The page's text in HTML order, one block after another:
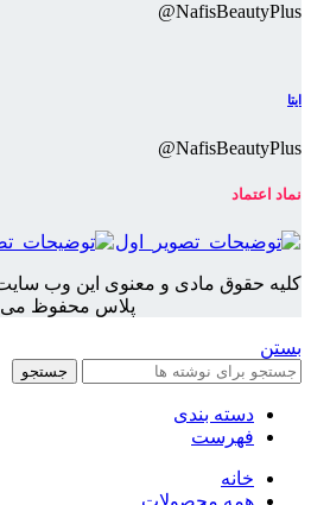
NafisBeautyPlus@
ایتا
NafisBeautyPlus@
نماد اعتماد
کلیه حقوق مادی و معنوی این وب
پلاس محفوظ می
بستن
جستجو
دسته بندی
فهرست
خانه